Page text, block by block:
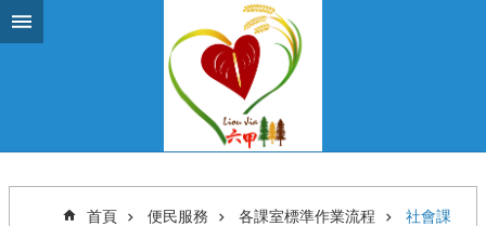
跳到主要內容區塊
首頁 便民服務 各課室標準作業流程 社會課